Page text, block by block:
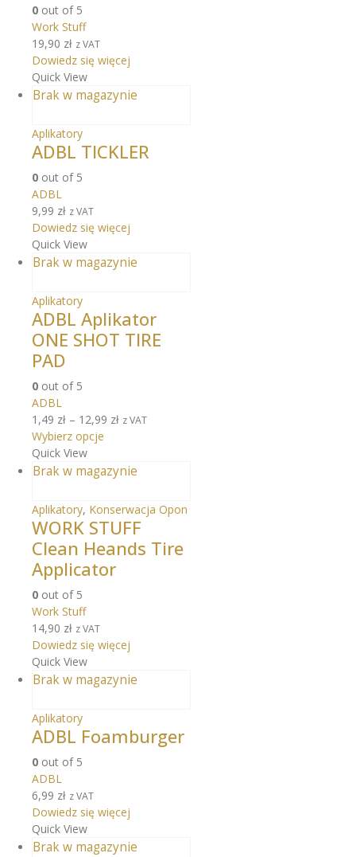
0 out of 5
Work Stuff
19,90 zł z VAT
Dowiedz się więcej
Quick View
Brak w magazynie
Aplikatory
ADBL TICKLER
0 out of 5
ADBL
9,99 zł z VAT
Dowiedz się więcej
Quick View
Brak w magazynie
Aplikatory
ADBL Aplikator
ONE SHOT TIRE
PAD
0 out of 5
ADBL
1,49 zł – 12,99 zł z VAT
Wybierz opcje
Quick View
Brak w magazynie
Aplikatory, Konserwacja Opon
WORK STUFF
Clean Heands Tire
Applicator
0 out of 5
Work Stuff
14,90 zł z VAT
Dowiedz się więcej
Quick View
Brak w magazynie
Aplikatory
ADBL Foamburger
0 out of 5
ADBL
6,99 zł z VAT
Dowiedz się więcej
Quick View
Brak w magazynie